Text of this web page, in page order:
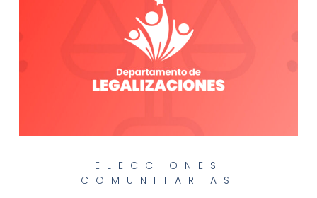
ELECCIONES
COMUNITARIAS